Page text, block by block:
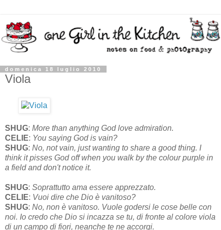
domenica 18 luglio 2010
Viola
SHUG: More than anything God love admiration.
CELIE: You saying God is vain?
SHUG: No, not vain, just wanting to share a good thing. I
think it pisses God off when you walk by the colour purple in
a field and don't notice it.
SHUG: Soprattutto ama essere apprezzato.
CELIE: Vuoi dire che Dio è vanitoso?
SHUG: No, non è vanitoso. Vuole godersi le cose belle con
noi. Io credo che Dio si incazza se tu, di fronte al colore viola
di un campo di fiori, neanche te ne accorgi.